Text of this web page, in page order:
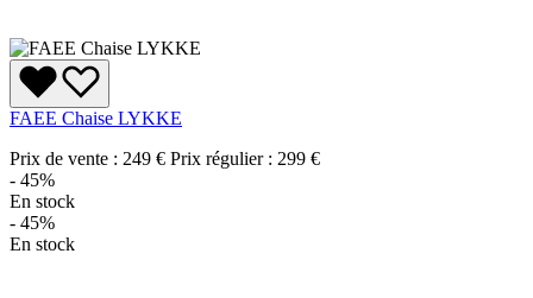
FAEE Chaise LYKKE
Prix de vente : 249 € Prix régulier : 299 €
- 45%
En stock
- 45%
En stock